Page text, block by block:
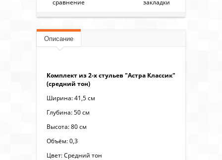
сравнение
закладки
Описание
Комплект из 2-х стульев "Астра Классик"
(средний тон)
Ширина: 41,5 см
Глубина: 50 см
Высота: 80 см
Объём: 0,3
Цвет: Средний тон